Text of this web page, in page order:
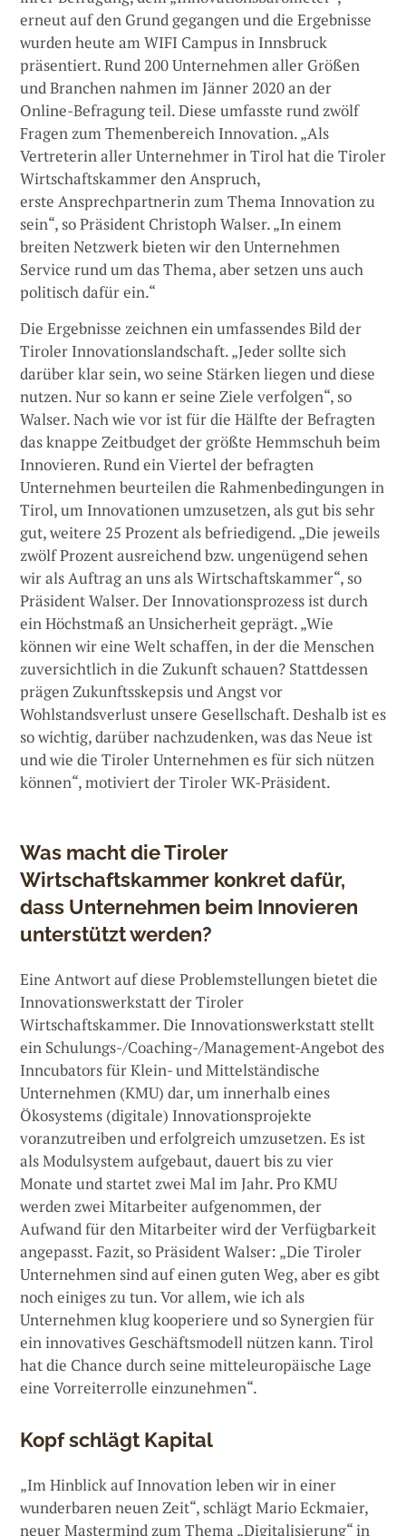
erneut auf den Grund gegangen und die Ergebnisse
wurden heute am WIFI Campus in Innsbruck
präsentiert. Rund 200 Unternehmen aller Größen
und Branchen nahmen im Jänner 2020 an der
Online-Befragung teil. Diese umfasste rund zwölf
Fragen zum Themenbereich Innovation. „Als
Vertreterin aller Unternehmer in Tirol hat die Tiroler
Wirtschaftskammer den Anspruch,
erste Ansprechpartnerin zum Thema Innovation zu
sein“, so Präsident Christoph Walser. „In einem
breiten Netzwerk bieten wir den Unternehmen
Service rund um das Thema, aber setzen uns auch
politisch dafür ein.“
Die Ergebnisse zeichnen ein umfassendes Bild der
Tiroler Innovationslandschaft. „Jeder sollte sich
darüber klar sein, wo seine Stärken liegen und diese
nutzen. Nur so kann er seine Ziele verfolgen“, so
Walser. Nach wie vor ist für die Hälfte der Befragten
das knappe Zeitbudget der größte Hemmschuh beim
Innovieren. Rund ein Viertel der befragten
Unternehmen beurteilen die Rahmenbedingungen in
Tirol, um Innovationen umzusetzen, als gut bis sehr
gut, weitere 25 Prozent als befriedigend. „Die jeweils
zwölf Prozent ausreichend bzw. ungenügend sehen
wir als Auftrag an uns als Wirtschaftskammer“, so
Präsident Walser. Der Innovationsprozess ist durch
ein Höchstmaß an Unsicherheit geprägt. „Wie
können wir eine Welt schaffen, in der die Menschen
zuversichtlich in die Zukunft schauen? Stattdessen
prägen Zukunftsskepsis und Angst vor
Wohlstandsverlust unsere Gesellschaft. Deshalb ist es
so wichtig, darüber nachzudenken, was das Neue ist
und wie die Tiroler Unternehmen es für sich nützen
können“, motiviert der Tiroler WK-Präsident.
Was macht die Tiroler
Wirtschaftskammer konkret dafür,
dass Unternehmen beim Innovieren
unterstützt werden?
Eine Antwort auf diese Problemstellungen bietet die
Innovationswerkstatt der Tiroler
Wirtschaftskammer. Die Innovationswerkstatt stellt
ein Schulungs-/Coaching-/Management-Angebot des
Inncubators für Klein- und Mittelständische
Unternehmen (KMU) dar, um innerhalb eines
Ökosystems (digitale) Innovationsprojekte
voranzutreiben und erfolgreich umzusetzen. Es ist
als Modulsystem aufgebaut, dauert bis zu vier
Monate und startet zwei Mal im Jahr. Pro KMU
werden zwei Mitarbeiter aufgenommen, der
Aufwand für den Mitarbeiter wird der Verfügbarkeit
angepasst. Fazit, so Präsident Walser: „Die Tiroler
Unternehmen sind auf einen guten Weg, aber es gibt
noch einiges zu tun. Vor allem, wie ich als
Unternehmen klug kooperiere und so Synergien für
ein innovatives Geschäftsmodell nützen kann. Tirol
hat die Chance durch seine mitteleuropäische Lage
eine Vorreiterrolle einzunehmen“.
Kopf schlägt Kapital
„Im Hinblick auf Innovation leben wir in einer
wunderbaren neuen Zeit“, schlägt Mario Eckmaier,
neuer Mastermind zum Thema „Digitalisierung“ in